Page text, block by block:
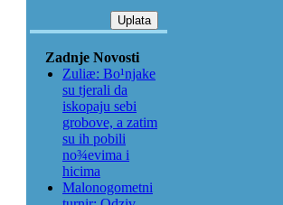
Zadnje Novosti
Zuliæ: Bo¹njake
su tjerali da
iskopaju sebi
grobove, a zatim
su ih pobili
no¾evima i
hicima
Malonogometni